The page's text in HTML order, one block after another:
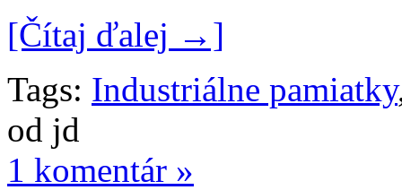
[Čítaj ďalej →]
Tags: Industriálne pamiatky
od jd
1 komentár »